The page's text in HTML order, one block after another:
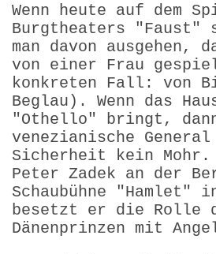
Wenn heute auf dem
Burgtheaters "Faust"
man davon ausgehen,
von einer Frau
konkreten Fall: von
Beglau). Wenn das
"Othello" bringt,
venezianische
Sicherheit kein Mohr.
Peter Zadek an der
Schaubühne "Hamlet"
besetzt er die Rolle
Dänenprinzen mit